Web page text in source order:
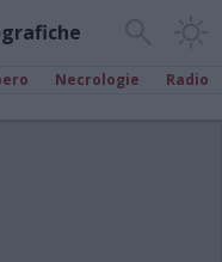
Necrologie Radio